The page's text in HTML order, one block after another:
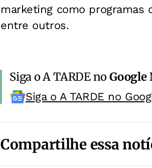
marketing como programas
entre outros.
Siga o A TARDE noGoogle
Siga o A TARDE no
Compartilhe essa